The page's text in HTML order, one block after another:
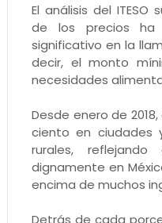
El análisis del
de los precios ha
significativo en la
decir, el monto
necesidades
Desde enero de
ciento en ciudades
rurales,
dignamente en
encima de muchos
Detrás de cada